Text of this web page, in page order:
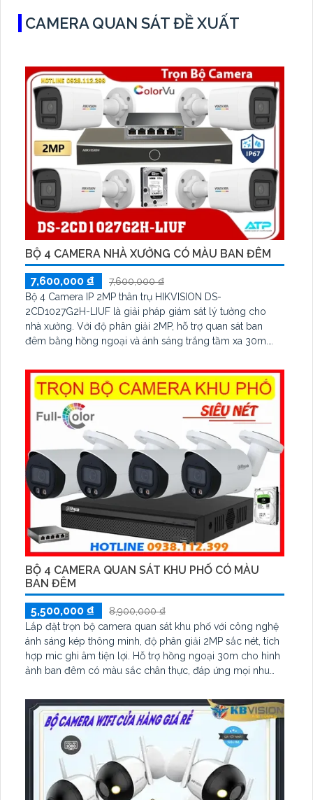
CAMERA QUAN SÁT ĐỀ XUẤT
BỘ 4 CAMERA NHÀ XƯỞNG CÓ MÀU BAN ĐÊM
7,600,000 ₫
7,600,000 ₫
Bộ 4 Camera IP 2MP thân trụ HIKVISION DS-
2CD1027G2H-LIUF là giải pháp giám sát lý tưởng cho
nhà xưởng. Với độ phân giải 2MP, hỗ trợ quan sát ban
đêm bằng hồng ngoại và ánh sáng trắng tầm xa 30m.
DNR cùng chế độ đèn thông minh Smart Hybrid Light
giúp hình ảnh rõ nét
BỘ 4 CAMERA QUAN SÁT KHU PHỐ CÓ MÀU
BAN ĐÊM
5,500,000 ₫
8,900,000 ₫
Lắp đặt trọn bộ camera quan sát khu phố với công nghệ
ánh sáng kép thông minh, độ phân giải 2MP sắc nét, tích
hợp mic ghi âm tiện lợi. Hỗ trợ hồng ngoại 30m cho hình
ảnh ban đêm có màu sắc chân thực, đáp ứng mọi nhu
bền bỉ trong mọi điều kiện thời tiết.